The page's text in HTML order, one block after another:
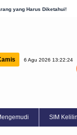
Diketahui! 9 Bengkel
6 Agu 2026 13:22:25
SIM